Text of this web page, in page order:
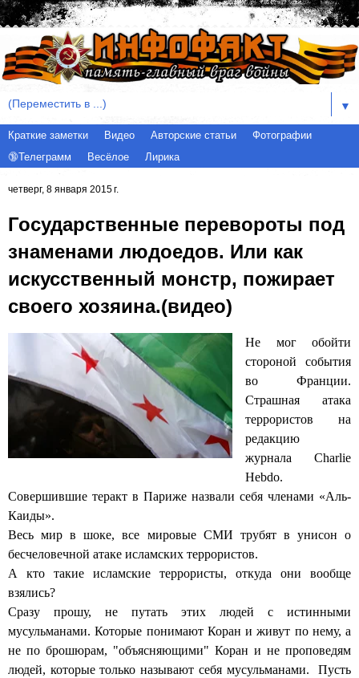
▼
Краткие заметки Видео Авторские статьи
Фотографии
🔞Телеграмм
Весёлое Лирика
четверг, 8 января 2015 г.
Государственные перевороты под
знаменами людоедов. Или как
искусственный монстр, пожирает
своего хозяина.(видео)
Не мог обойти
стороной события
во Франции.
Страшная атака
террористов на
редакцию
журнала Charlie
Hebdo.
Совершившие теракт в Париже назвали себя членами «Аль-
Каиды».
Весь мир в шоке, все мировые СМИ трубят в унисон о
бесчеловечной атаке исламских террористов.
А кто такие исламские террористы, откуда они вообще
взялись?
Сразу прошу, не путать этих людей с истинными
мусульманами. Которые понимают Коран и живут по нему, а
не по брошюрам, "объясняющими" Коран и не проповедям
людей, которые только называют себя мусульманами. Пусть